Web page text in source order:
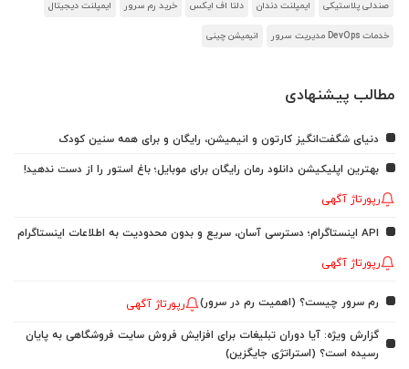
صندلی پلاستیکی ایمپلنت دندان دلتا اف ایکس خرید رم سرور ایمپلنت دیجیتال
خدمات DevOps مدیریت سرور انیمیشن چینی
مطالب پیشنهادی
دنیای شگفت‌انگیز کارتون و انیمیشن، رایگان و برای همه سنین کودک
بهترین اپلیکیشن دانلود رمان رایگان برای موبایل؛ باغ استور را از دست ندهید!
رپورتاژ آگهی
API اینستاگرام؛ دسترسی آسان، سریع و بدون محدودیت به اطلاعات اینستاگرام
رپورتاژ آگهی
رم سرور چیست؟ (اهمیت رم در سرور) رپورتاژ آگهی
گزارش ویژه: آیا دوران تبلیغات برای افزایش فروش سایت فروشگاهی به پایان
رسیده است؟ (استراتژی جایگزین)